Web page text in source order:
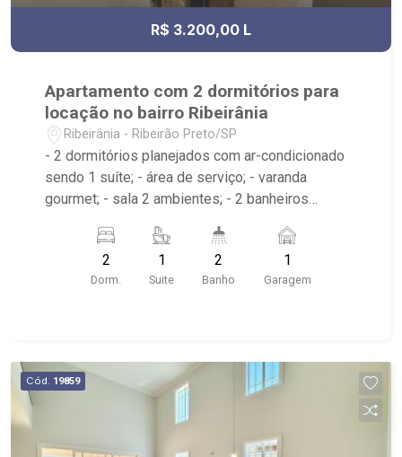
R$ 3.200,00 L
Apartamento com 2 dormitórios para
locação no bairro Ribeirânia
Ribeirânia - Ribeirão Preto/SP
- 2 dormitórios planejados com ar-condicionado
sendo 1 suíte; - área de serviço; - varanda
gourmet; - sala 2 ambientes; - 2 banheiros
UNAERP, Hospital São Francisco e Novo
Shopping.2
Dorm.
1
Suite
2
Banho
1
Garagem
Cód. 19859